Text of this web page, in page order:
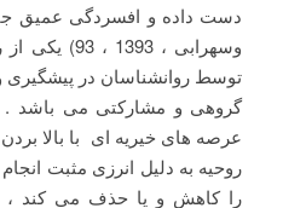
دست داده و افسردگی عمیق
وسهرابی ،
توسط روانشناسان در پیشگیری
گروهی و مشارکتی می باشد .
عرصه های خیریه ای با بالا
روحیه به دلیل انرزی مثبت
را کاهش و یا حذف می کند ،